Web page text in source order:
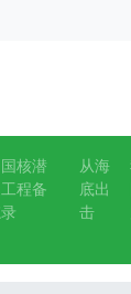
核潜
程备
从海
底出
击